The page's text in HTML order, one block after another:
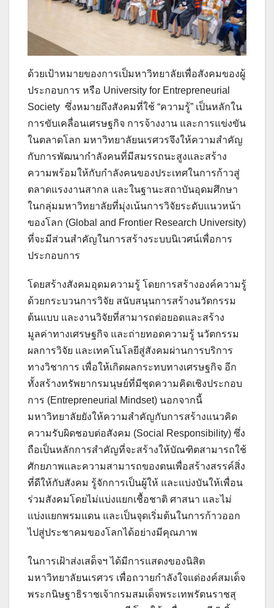
ด้วยเป้าหมายของการเป็มหาวิทยาลัยเพื่อสังคมของผู้
ประกอบการ หรือ University for Entrepreneurial
Society ซึ่งหมายถึงสังคมที่ใช้ “ความรู้” เป็นหลักใน
การขับเคลื่อนเศรษฐกิจ การจ้างงาน และการแข่งขัน
ในตลาดโลก มหาวิทยาลัยนเรศวรจึงให้ความสำคัญ
กับการพัฒนากำลังคนที่มีสมรรถนะสูงและสร้าง
ความพร้อมให้กับกำลังคนของประเทศในการก้าวสู่
ตลาดแรงงานสากล และในฐานะสถาบันอุดมศึกษา
ในกลุ่มมหาวิทยาลัยที่มุ่งเน้นการวิจัยระดับแนวหน้า
ของโลก (Global and Frontier Research University)
ที่จะมีส่วนสำคัญในการสร้างระบบนิเวศน์เพื่อการ
ประกอบการ
โดยสร้างสังคมอุดมความรู้ โดยการสร้างองค์ความรู้
ด้วยกระบวนการวิจัย สนับสนุนการสร้างนวัตกรรม
ต้นแบบ และงานวิจัยที่สามารถต่อยอดและสร้าง
มูลค่าทางเศรษฐกิจ และถ่ายทอดความรู้ นวัตกรรม
ผลการวิจัย และเทคโนโลยีสู่สังคมผ่านการบริการ
ทางวิชาการ เพื่อให้เกิดผลกระทบทางเศรษฐกิจ อีก
ทั้งสร้างทรัพยากรมนุษย์ที่มีชุดความคิดเชิงประกอบ
การ (Entrepreneurial Mindset) นอกจากนี้
มหาวิทยาลัยยังให้ความสำคัญกับการสร้างแนวคิด
ความรับผิดชอบต่อสังคม (Social Responsibility) ซึ่ง
ถือเป็นหลักการสำคัญที่จะสร้างให้บัณฑิตสามารถใช้
ศักยภาพและความสามารถของตนเพื่อสร้างสรรค์สิ่ง
ที่ดีให้กับสังคม รู้จักการเป็นผู้ให้ และแบ่งบันให้เพื่อน
ร่วมสังคมโดยไม่แบ่งแยกเชื้อชาติ ศาสนา และไม่
แบ่งแยกพรมแดน และเป็นจุดเริ่มต้นในการก้าวออก
ไปสู่ประชาคมของโลกได้อย่างมีคุณภาพ
ในการเฝ้าส่งเสด็จฯ ได้มีการแสดงของนิสิต
มหาวิทยาลัยนเรศวร เพื่อถวายกำลังใจแด่องค์สมเด็จ
พระกนิษฐาธิราชเจ้ากรมสมเด็จพระเทพรัตนราชสุ